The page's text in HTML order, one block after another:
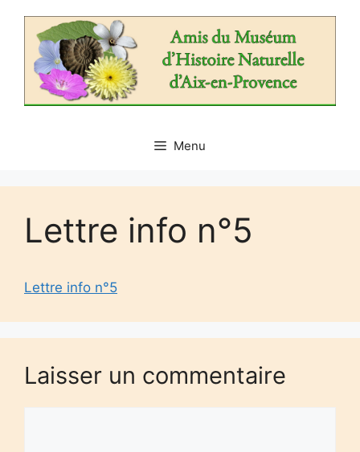
contenu
Menu
Lettre info n°5
Lettre info n°5
Laisser un commentaire